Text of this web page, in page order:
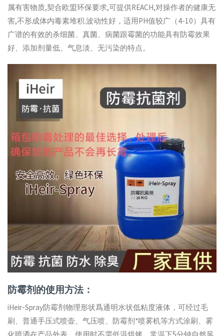
属有害物质,契合欧盟环保要求,可提供REACH,对操作者的健康无
害,不形成体内毒素堆积.波动性好，适用PH值较广（4-10）具有
广谱的有效的杀细菌、真菌、病菌跟霉菌的功能具有防霉效果
好、添加剂量低、气息淡、无污染的特点。
防霉剂的使用方法：
iHeir-Spray防霉剂物理形状爲通明水状低粘度液体，可经过毛
刷、普通手压式喷壶、气压喷、防霉剂*喷雾机等方式涂刷、雾